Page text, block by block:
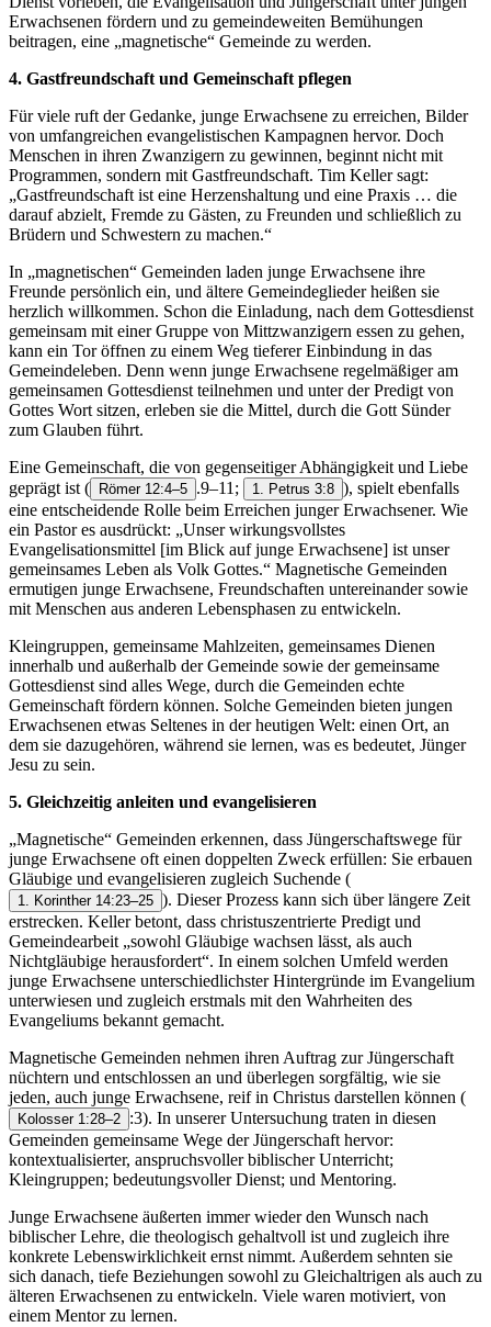
Erwachsenen fördern und zu gemeindeweiten Bemühungen
beitragen, eine „magnetische“ Gemeinde zu werden.
4. Gastfreundschaft und Gemeinschaft pflegen
Für viele ruft der Gedanke, junge Erwachsene zu erreichen, Bilder
von umfangreichen evangelistischen Kampagnen hervor. Doch
Menschen in ihren Zwanzigern zu gewinnen, beginnt nicht mit
Programmen, sondern mit Gastfreundschaft. Tim Keller sagt:
„Gastfreundschaft ist eine Herzenshaltung und eine Praxis … die
darauf abzielt, Fremde zu Gästen, zu Freunden und schließlich zu
Brüdern und Schwestern zu machen.“
In „magnetischen“ Gemeinden laden junge Erwachsene ihre
Freunde persönlich ein, und ältere Gemeindeglieder heißen sie
herzlich willkommen. Schon die Einladung, nach dem Gottesdienst
gemeinsam mit einer Gruppe von Mittzwanzigern essen zu gehen,
kann ein Tor öffnen zu einem Weg tieferer Einbindung in das
Gemeindeleben. Denn wenn junge Erwachsene regelmäßiger am
gemeinsamen Gottesdienst teilnehmen und unter der Predigt von
Gottes Wort sitzen, erleben sie die Mittel, durch die Gott Sünder
zum Glauben führt.
Eine Gemeinschaft, die von gegenseitiger Abhängigkeit und Liebe
geprägt ist ( Römer 12:4–5 .9–11; 1. Petrus 3:8 ), spielt ebenfalls
eine entscheidende Rolle beim Erreichen junger Erwachsener. Wie
ein Pastor es ausdrückt: „Unser wirkungsvollstes
Evangelisationsmittel [im Blick auf junge Erwachsene] ist unser
gemeinsames Leben als Volk Gottes.“ Magnetische Gemeinden
ermutigen junge Erwachsene, Freundschaften untereinander sowie
mit Menschen aus anderen Lebensphasen zu entwickeln.
Kleingruppen, gemeinsame Mahlzeiten, gemeinsames Dienen
innerhalb und außerhalb der Gemeinde sowie der gemeinsame
Gottesdienst sind alles Wege, durch die Gemeinden echte
Gemeinschaft fördern können. Solche Gemeinden bieten jungen
Erwachsenen etwas Seltenes in der heutigen Welt: einen Ort, an
dem sie dazugehören, während sie lernen, was es bedeutet, Jünger
Jesu zu sein.
5. Gleichzeitig anleiten und evangelisieren
„Magnetische“ Gemeinden erkennen, dass Jüngerschaftswege für
junge Erwachsene oft einen doppelten Zweck erfüllen: Sie erbauen
Gläubige und evangelisieren zugleich Suchende (
1. Korinther 14:23–25 ). Dieser Prozess kann sich über längere Zeit
erstrecken. Keller betont, dass christuszentrierte Predigt und
Gemeindearbeit „sowohl Gläubige wachsen lässt, als auch
Nichtgläubige herausfordert“. In einem solchen Umfeld werden
junge Erwachsene unterschiedlichster Hintergründe im Evangelium
unterwiesen und zugleich erstmals mit den Wahrheiten des
Evangeliums bekannt gemacht.
Magnetische Gemeinden nehmen ihren Auftrag zur Jüngerschaft
nüchtern und entschlossen an und überlegen sorgfältig, wie sie
jeden, auch junge Erwachsene, reif in Christus darstellen können (
Kolosser 1:28–2 :3). In unserer Untersuchung traten in diesen
Gemeinden gemeinsame Wege der Jüngerschaft hervor:
kontextualisierter, anspruchsvoller biblischer Unterricht;
Kleingruppen; bedeutungsvoller Dienst; und Mentoring.
Junge Erwachsene äußerten immer wieder den Wunsch nach
biblischer Lehre, die theologisch gehaltvoll ist und zugleich ihre
konkrete Lebenswirklichkeit ernst nimmt. Außerdem sehnten sie
sich danach, tiefe Beziehungen sowohl zu Gleichaltrigen als auch zu
älteren Erwachsenen zu entwickeln. Viele waren motiviert, von
einem Mentor zu lernen.